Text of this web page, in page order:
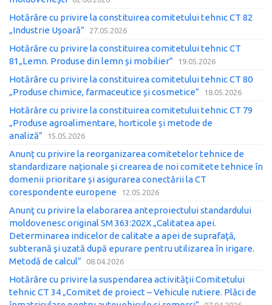
Hotărâre cu privire la constituirea comitetului tehnic CT 82
„Industrie Ușoară”
27.05.2026
Hotărâre cu privire la constituirea comitetului tehnic CT
81„Lemn. Produse din lemn și mobilier”
19.05.2026
Hotărâre cu privire la constituirea comitetului tehnic CT 80
„Produse chimice, farmaceutice și cosmetice”
18.05.2026
Hotărâre cu privire la constituirea comitetului tehnic CT 79
„Produse agroalimentare, horticole și metode de
analiză”
15.05.2026
Anunț cu privire la reorganizarea comitetelor tehnice de
standardizare naționale și crearea de noi comitete tehnice în
domenii prioritare și asigurarea conectării la CT
corespondente europene
12.05.2026
Anunţ cu privire la elaborarea anteproiectului standardului
moldovenesc original SM 363:202X „Calitatea apei.
Determinarea indicelor de calitate a apei de suprafaţă,
subterană şi uzată după epurare pentru utilizarea în irigare.
Metodă de calcul”
08.04.2026
Hotărâre cu privire la suspendarea activității Comitetului
tehnic CT 34 „Comitet de proiect – Vehicule rutiere. Plăci de